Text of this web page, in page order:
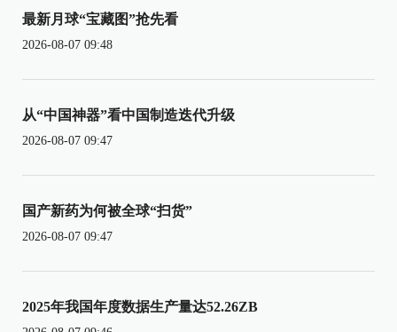
最新月球“宝藏图”抢先看
2026-08-07 09:48
从“中国神器”看中国制造迭代升级
2026-08-07 09:47
国产新药为何被全球“扫货”
2026-08-07 09:47
2025年我国年度数据生产量达52.26ZB